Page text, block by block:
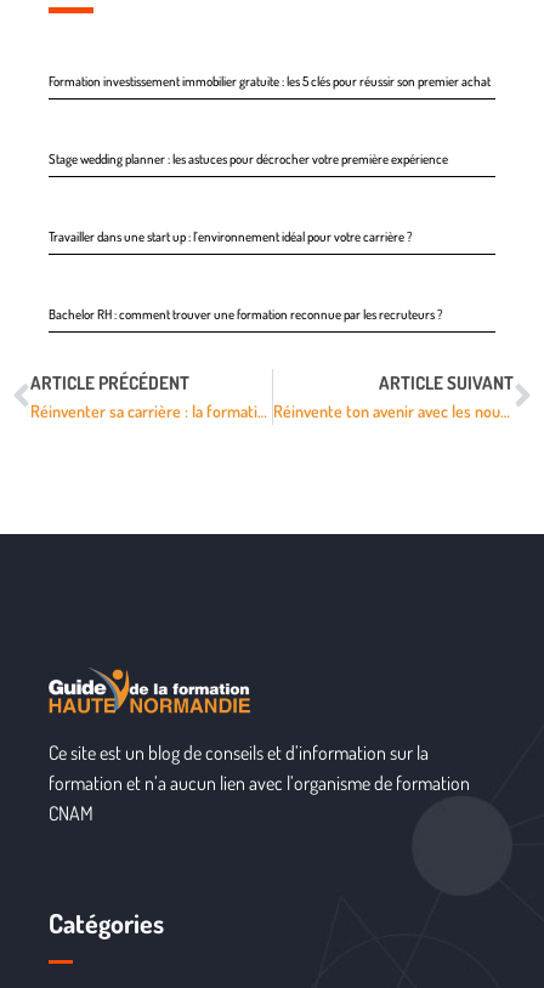
Formation investissement immobilier gratuite : les 5 clés pour réussir son premier achat
Stage wedding planner : les astuces pour décrocher votre première expérience
Travailler dans une start up : l’environnement idéal pour votre carrière ?
Bachelor RH : comment trouver une formation reconnue par les recruteurs ?
ARTICLE PRÉCÉDENT
Réinventer sa carrière : la formation continue comme tremplin vers l’emploi rêvé
ARTICLE SUIVANT
Réinvente ton avenir avec les nouvelles formations professionnelles !
Ce site est un blog de conseils et d’information sur la
formation et n’a aucun lien avec l’organisme de formation
CNAM
Catégories